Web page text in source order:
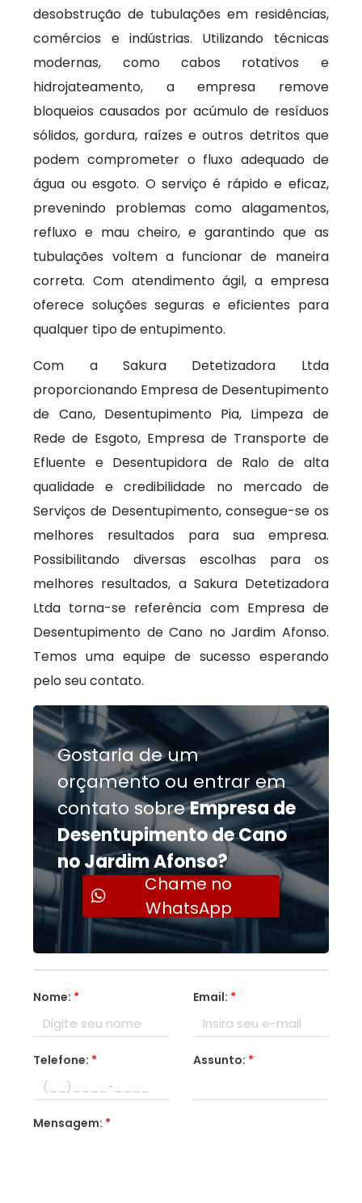
desobstrução de tubulações em residências,
comércios e indústrias. Utilizando técnicas
modernas, como cabos rotativos e
hidrojateamento, a empresa remove
bloqueios causados por acúmulo de resíduos
sólidos, gordura, raízes e outros detritos que
podem comprometer o fluxo adequado de
água ou esgoto. O serviço é rápido e eficaz,
prevenindo problemas como alagamentos,
refluxo e mau cheiro, e garantindo que as
tubulações voltem a funcionar de maneira
correta. Com atendimento ágil, a empresa
oferece soluções seguras e eficientes para
qualquer tipo de entupimento.
Com a Sakura Detetizadora Ltda
proporcionando Empresa de Desentupimento
de Cano, Desentupimento Pia, Limpeza de
Rede de Esgoto, Empresa de Transporte de
Efluente e Desentupidora de Ralo de alta
qualidade e credibilidade no mercado de
Serviços de Desentupimento, consegue-se os
melhores resultados para sua empresa.
Possibilitando diversas escolhas para os
melhores resultados, a Sakura Detetizadora
Ltda torna-se referência com Empresa de
Desentupimento de Cano no Jardim Afonso.
Temos uma equipe de sucesso esperando
pelo seu contato.
Gostaria de um
orçamento ou entrar em
contato sobreEmpresa de
Desentupimento de Cano
no Jardim Afonso?
Chame no
WhatsApp
Nome: * Email: *
Telefone: * Assunto: *
Mensagem: *